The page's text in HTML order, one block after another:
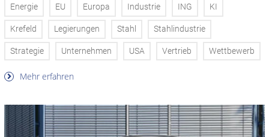
Energie EU Europa Industrie ING KI
Krefeld Legierungen Stahl Stahlindustrie
Strategie Unternehmen USA Vertrieb Wettbewerb
Mehr erfahren